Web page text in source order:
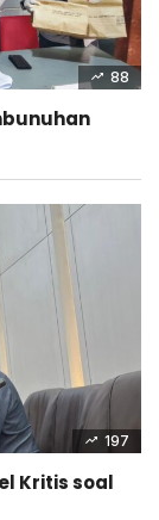
88
197
Kritis soal